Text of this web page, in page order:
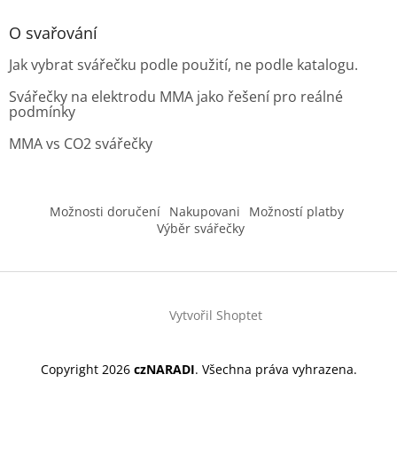
O svařování
Jak vybrat svářečku podle použití, ne podle katalogu.
Svářečky na elektrodu MMA jako řešení pro reálné
podmínky
MMA vs CO2 svářečky
Možnosti doručení Nakupovani
Možností platby
Výběr svářečky
Vytvořil Shoptet
Copyright 2026 czNARADI. Všechna práva vyhrazena.